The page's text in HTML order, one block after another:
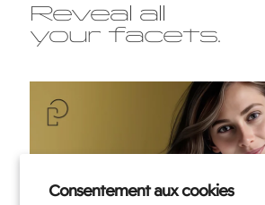
Consentement aux cookies
Reveal all
your facets.